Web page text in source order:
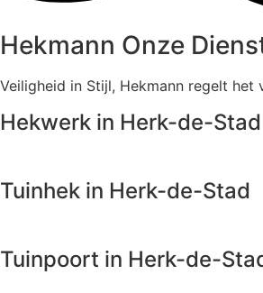
Hekmann Onze
Veiligheid in Stijl, Hekmann regelt het
Hekwerk in Herk-de-Stad
Tuinhek in Herk-de-Stad
Tuinpoort in Herk-de-